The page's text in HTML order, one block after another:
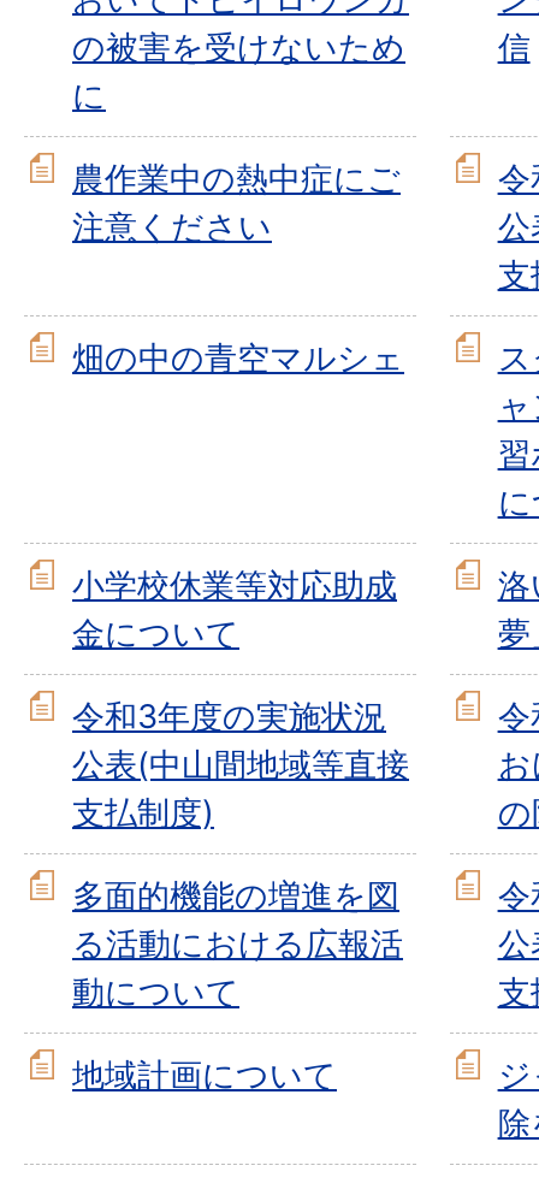
の被害を受けないため
に
信
農作業中の熱中症にご
注意ください
令
公
畑の中の青空マルシェ
小学校休業等対応助成
金について
洛
夢
令和3年度の実施状況
公表(中山間地域等直接
支払制度)
令
多面的機能の増進を図
る活動における広報活
動について
令
公
地域計画について